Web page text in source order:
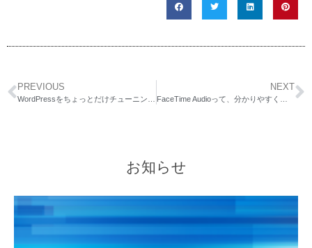
PREVIOUS NEXT
お知らせ